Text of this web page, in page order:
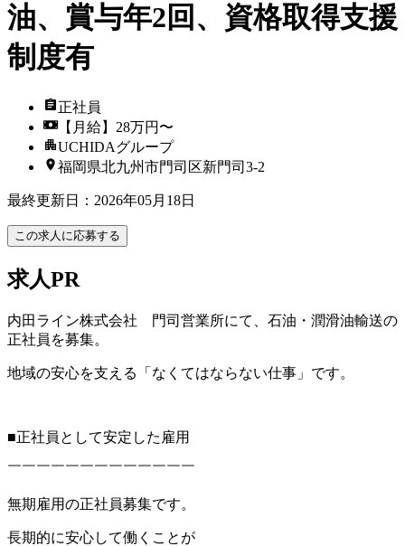
油、賞与年2回、資格取得支援
制度有
正社員
【月給】28万円〜
UCHIDAグループ
福岡県北九州市門司区新門司3-2
最終更新日 ： 2026年05月18日
この求人に応募する
求人PR
内田ライン株式会社 門司営業所にて、石油・潤滑油輸送の
正社員を募集。
地域の安心を支える「なくてはならない仕事」です。
■正社員として安定した雇用
￣￣￣￣￣￣￣￣￣￣￣￣￣
無期雇用の正社員募集です。
長期的に安心して働くことが